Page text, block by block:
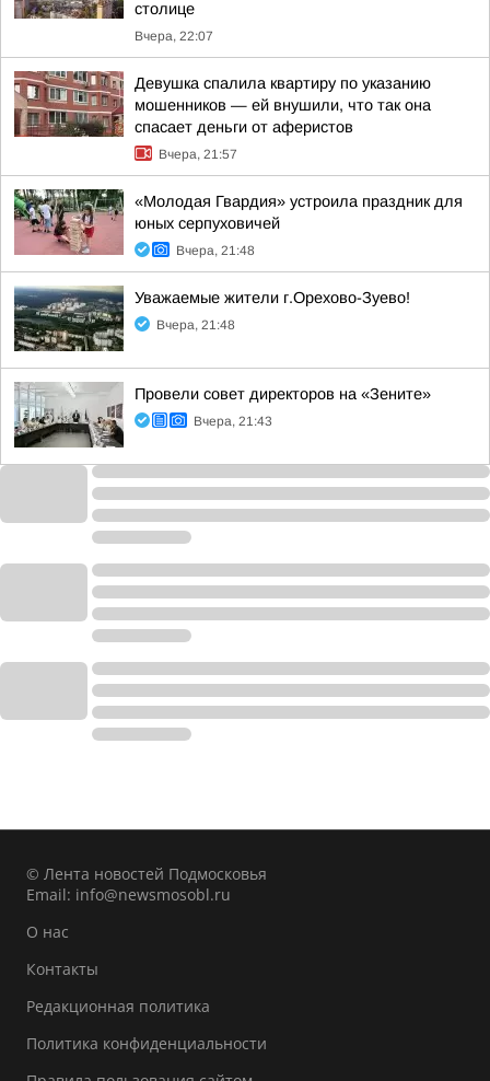
столице
Вчера, 22:07
Девушка спалила квартиру по указанию
мошенников — ей внушили, что так она
спасает деньги от аферистов
Вчера, 21:57
«Молодая Гвардия» устроила праздник для
юных серпуховичей
Вчера, 21:48
Уважаемые жители г.Орехово-Зуево!
Вчера, 21:48
Провели совет директоров на «Зените»
Вчера, 21:43
© Лента новостей Подмосковья
Email: info@newsmosobl.ru
О нас
Контакты
Редакционная политика
Политика конфиденциальности